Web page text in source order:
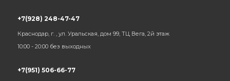
+7(928) 248-47-47
Краснодар, г. , ул. Уральская, дом 99, ТЦ Вега, 2й этаж
10:00 - 20:00 без выходных
+7(951) 506-66-77